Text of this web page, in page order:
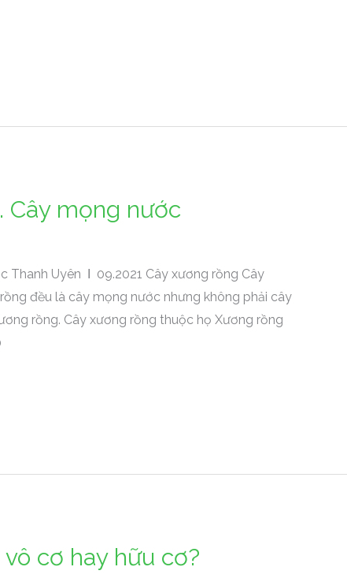
Cây mọng nước
Thanh Uyên Ι 09.2021 Cây xương rồng Cây
đều là cây mọng nước nhưng không phải cây
rồng. Cây xương rồng thuộc họ Xương rồng
cơ hay hữu cơ?